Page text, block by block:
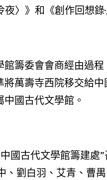
夜〉》和《創作回想錄
館籌委會會商經由過
將萬壽寺西院移交給
國古代文學館。
中國古代文學館籌建
、劉白羽、艾青、曹